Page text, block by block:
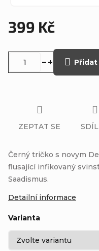
399 Kč
Varianta
Černý tričko s novym
flusající infikovaný
Saadismus.
Detailní informace
ZEPTAT SE